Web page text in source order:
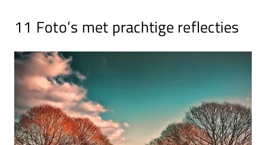
11 Foto’s met prachtige reflecties